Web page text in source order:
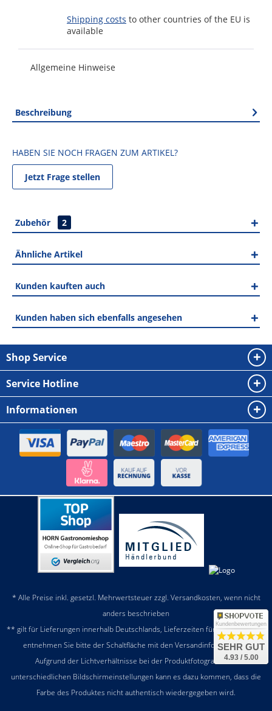
Shipping costs to other countries of the EU is
available
Allgemeine Hinweise
Beschreibung
HABEN SIE NOCH FRAGEN ZUM ARTIKEL?
Jetzt Frage stellen
Zubehör 2
Ähnliche Artikel
Kunden kauften auch
Kunden haben sich ebenfalls angesehen
Shop Service
Service Hotline
Informationen
* Alle Preise inkl. gesetzl. Mehrwertsteuer zzgl. Versandkosten, wenn nicht
anders beschrieben
** gilt für Lieferungen innerhalb Deutschlands, Lieferzeiten für andere Länder
entnehmen Sie bitte der Schaltfläche mit den Versandinformationen
Aufgrund der Lichtverhältnisse bei der Produktfotografie und
unterschiedlichen Bildschirmeinstellungen kann es dazu kommen, dass die
Farbe des Produktes nicht authentisch wiedergegeben wird.
Kundenbewertungen
SEHR GUT
4.93 / 5.00